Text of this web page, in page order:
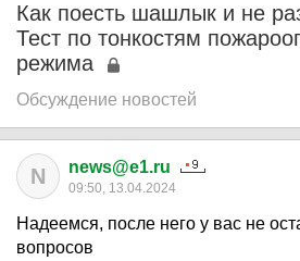
Как поесть шашлык и не
Тест по тонкостям
режима
Обсуждение новостей
N news@e1.ru
09:50, 13.04.2024
Надеемся, после него у вас не
вопросов